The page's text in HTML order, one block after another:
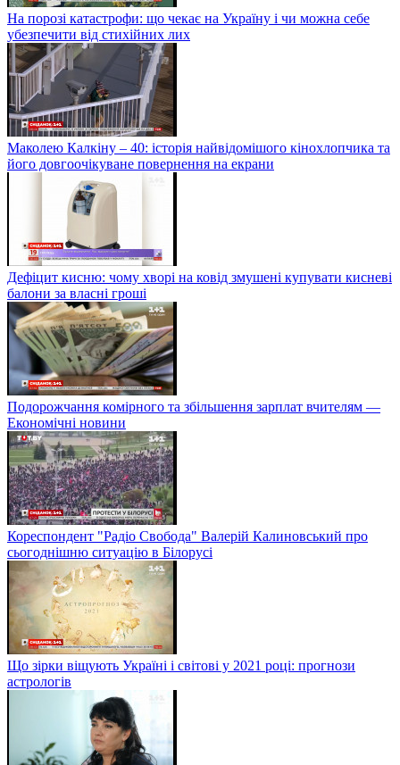
На порозі катастрофи: що чекає на Україну і чи можна себе
убезпечити від стихійних лих
Маколею Калкіну – 40: історія найвідомішого кінохлопчика та
його довгоочікуване повернення на екрани
Дефіцит кисню: чому хворі на ковід змушені купувати кисневі
балони за власні гроші
Подорожчання комірного та збільшення зарплат вчителям —
Економічні новини
Кореспондент "Радіо Свобода" Валерій Калиновський про
сьогоднішню ситуацію в Білорусі
Що зірки віщують Україні і світові у 2021 році: прогнози
астрологів